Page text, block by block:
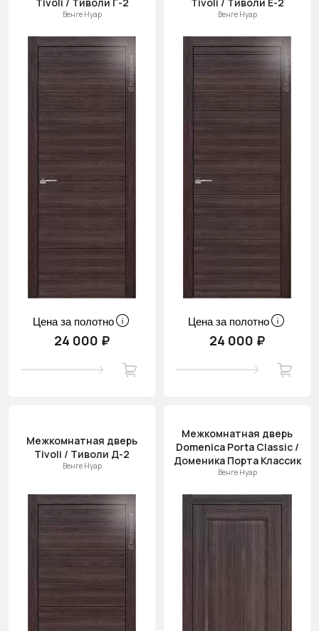
Венге Нуар
Цена за полотно
24 000 ₽
Венге Нуар
Цена за полотно
24 000 ₽
Межкомнатная дверь
Tivoli / Тиволи Д-2
Венге Нуар
Межкомнатная дверь
Domenica Porta Classic /
Доменика Порта Классик
Венге Нуар